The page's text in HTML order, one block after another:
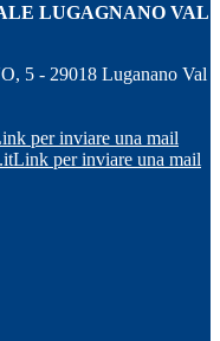
LUGAGNANO VAL
5 - 29018 Luganano Val
per inviare una mail
Link per inviare una mail